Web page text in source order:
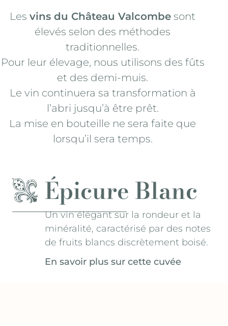
Lesvins du Château Valcombe sont
élevés selon des méthodes
traditionnelles.
Pour leur élevage, nous utilisons des fûts
et des demi-muis.
Le vin continuera sa transformation à
l’abri jusqu’à être prêt.
La mise en bouteille ne sera faite que
lorsqu’il sera temps.
Épicure Blanc
Un vin élégant sur la rondeur et la
minéralité, caractérisé par des notes
de fruits blancs discrètement boisé.
En savoir plus sur cette cuvée